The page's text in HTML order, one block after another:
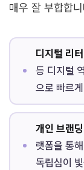
매우 잘 부합합
디지털 리
등 디지털
으로 빠르
개인 브랜
랫폼을 통
독립심이